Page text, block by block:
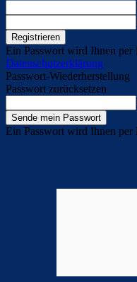
Ein Passwort wird Ihnen per
Datenschutzerklärung
Passwort-Wiederherstellung
Passwort zurücksetzen
Ein Passwort wird Ihnen per